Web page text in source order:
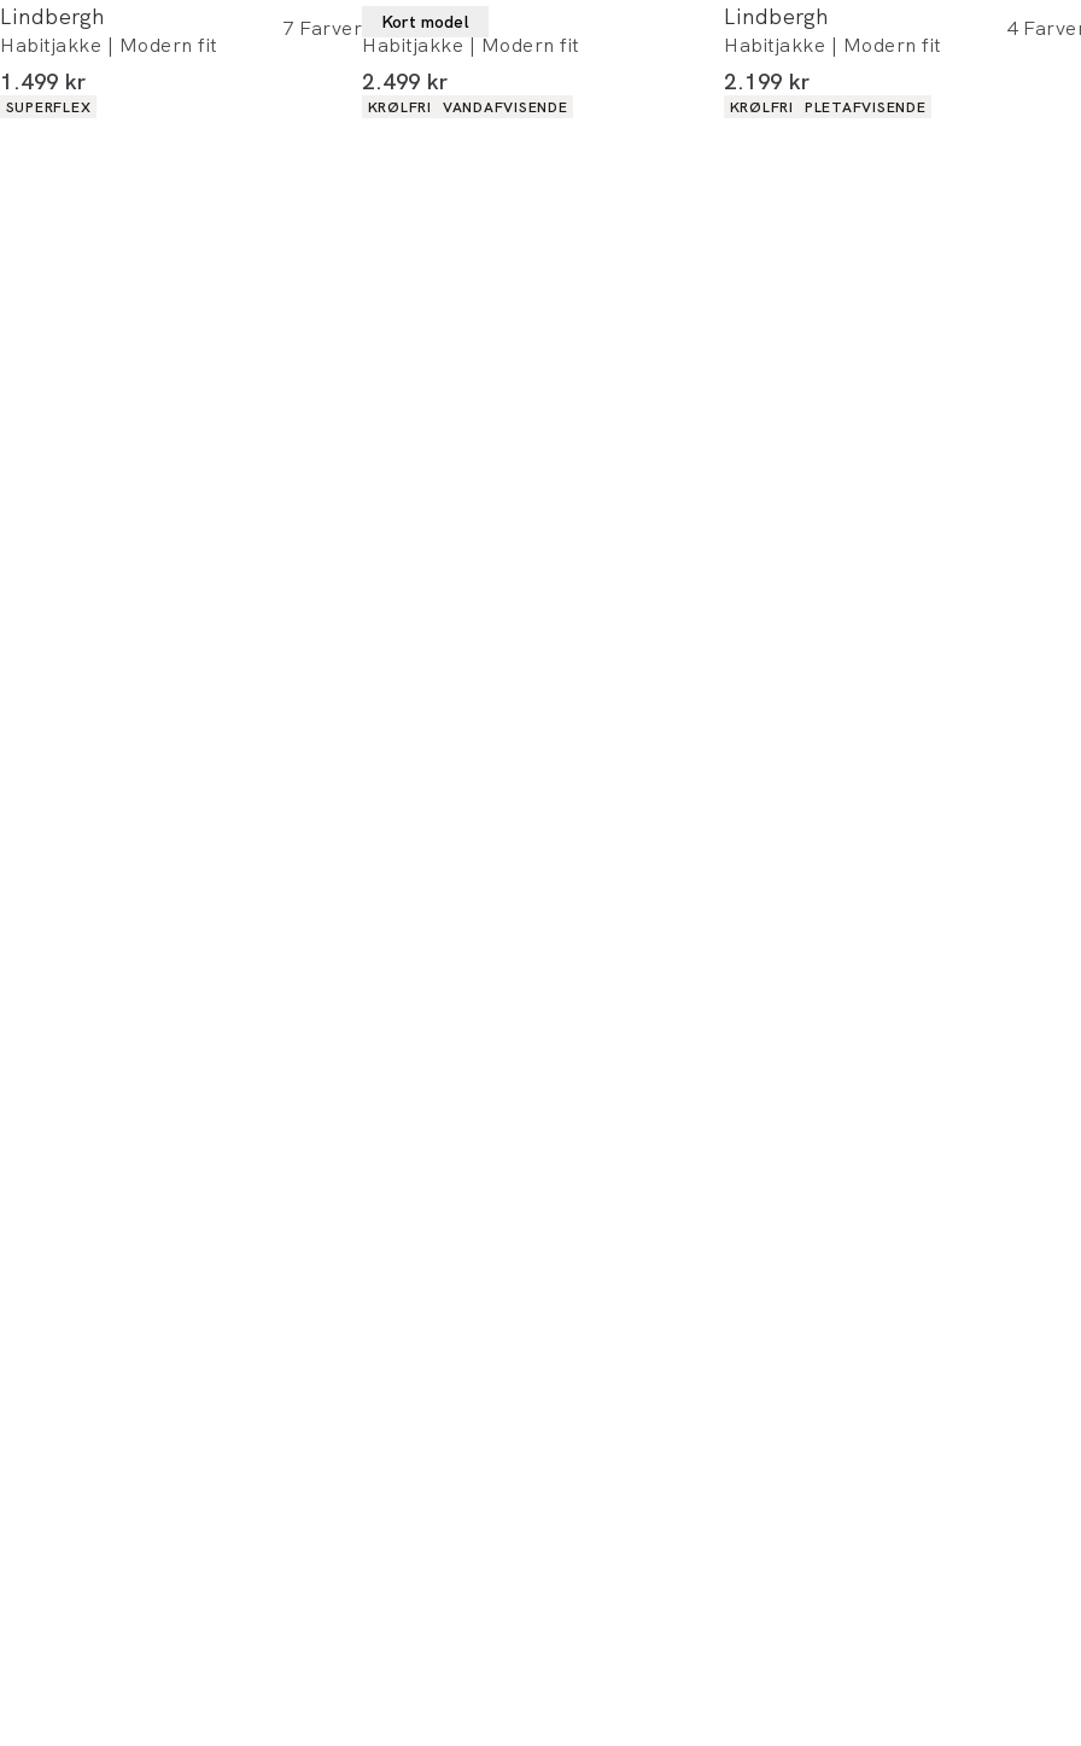
Lindbergh
Habitjakke | Modern fit
7 Farver
I alt (inkl. rabat)
1.499 kr
Produkt egenskaber
SUPERFLEX
Kort model
Lindbergh
Habitjakke | Modern fit
I alt (inkl. rabat)
2.499 kr
Produkt egenskaber
KRØLFRI VANDAFVISENDE
Lindbergh
Habitjakke | Modern fit
4
I alt (inkl. rabat)
2.199 kr
Produkt egenskaber
KRØLFRI PLETAFVISENDE